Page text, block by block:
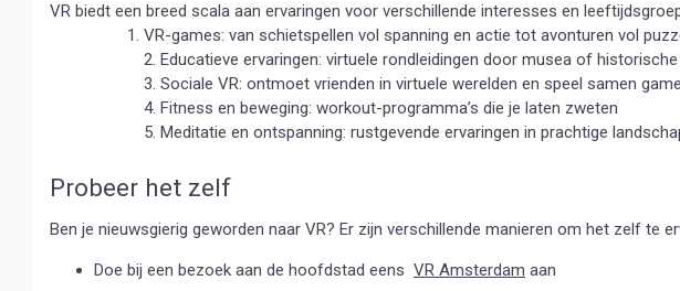
VR biedt een breed scala aan ervaringen voor verschillende interesses en
VR-games: van schietspellen vol spanning en actie tot avonturen vol
2. Educatieve ervaringen: virtuele rondleidingen door musea of
3. Sociale VR: ontmoet vrienden in virtuele werelden en speel samen
4. Fitness en beweging: workout-programma’s die je laten zweten
5. Meditatie en ontspanning: rustgevende ervaringen in prachtige
Probeer het zelf
Ben je nieuwsgierig geworden naar VR? Er zijn verschillende manieren om het zelf te
Doe bij een bezoek aan de hoofdstad eens VR Amsterdam aan